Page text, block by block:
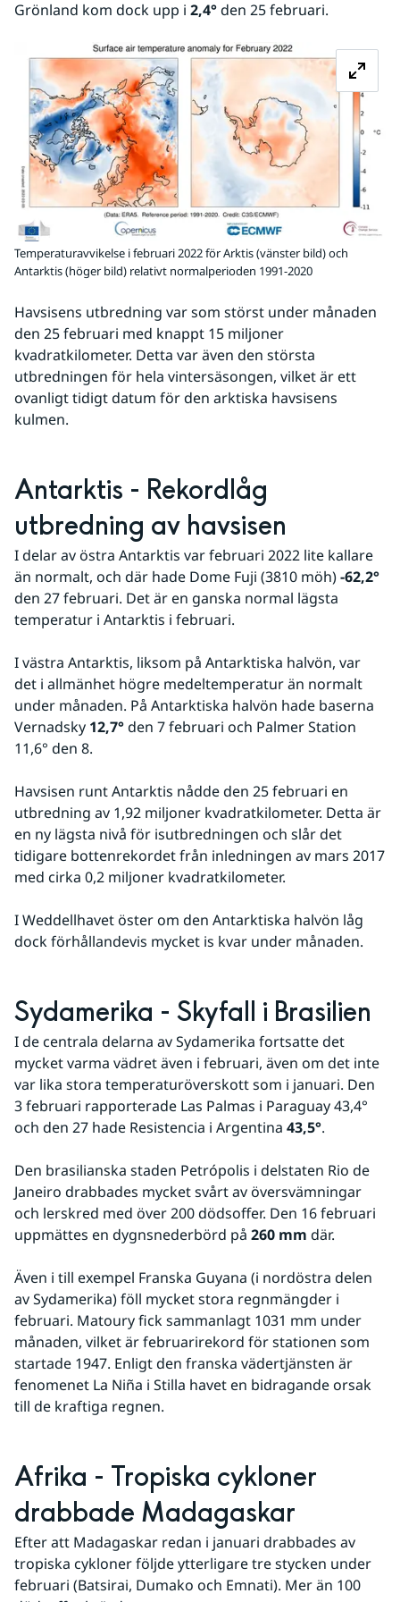
Grönland kom dock upp i 2,4° den 25 februari.
Temperaturavvikelse i februari 2022 för Arktis (vänster bild) och
Antarktis (höger bild) relativt normalperioden 1991-2020
Havsisens utbredning var som störst under månaden
den 25 februari med knappt 15 miljoner
kvadratkilometer. Detta var även den största
utbredningen för hela vintersäsongen, vilket är ett
ovanligt tidigt datum för den arktiska havsisens
kulmen.
Antarktis - Rekordlåg
utbredning av havsisen
I delar av östra Antarktis var februari 2022 lite kallare
än normalt, och där hade Dome Fuji (3810 möh) -62,2°
den 27 februari. Det är en ganska normal lägsta
temperatur i Antarktis i februari.
I västra Antarktis, liksom på Antarktiska halvön, var
det i allmänhet högre medeltemperatur än normalt
under månaden. På Antarktiska halvön hade baserna
Vernadsky 12,7° den 7 februari och Palmer Station
11,6° den 8.
Havsisen runt Antarktis nådde den 25 februari en
utbredning av 1,92 miljoner kvadratkilometer. Detta är
en ny lägsta nivå för isutbredningen och slår det
tidigare bottenrekordet från inledningen av mars 2017
med cirka 0,2 miljoner kvadratkilometer.
I Weddellhavet öster om den Antarktiska halvön låg
dock förhållandevis mycket is kvar under månaden.
Sydamerika - Skyfall i Brasilien
I de centrala delarna av Sydamerika fortsatte det
mycket varma vädret även i februari, även om det inte
var lika stora temperaturöverskott som i januari. Den
3 februari rapporterade Las Palmas i Paraguay 43,4°
och den 27 hade Resistencia i Argentina 43,5°.
Den brasilianska staden Petrópolis i delstaten Rio de
Janeiro drabbades mycket svårt av översvämningar
och lerskred med över 200 dödsoffer. Den 16 februari
uppmättes en dygnsnederbörd på 260 mm där.
Även i till exempel Franska Guyana (i nordöstra delen
av Sydamerika) föll mycket stora regnmängder i
februari. Matoury fick sammanlagt 1031 mm under
månaden, vilket är februarirekord för stationen som
startade 1947. Enligt den franska vädertjänsten är
fenomenet La Niña i Stilla havet en bidragande orsak
till de kraftiga regnen.
Afrika - Tropiska cykloner
drabbade Madagaskar
Efter att Madagaskar redan i januari drabbades av
tropiska cykloner följde ytterligare tre stycken under
februari (Batsirai, Dumako och Emnati). Mer än 100